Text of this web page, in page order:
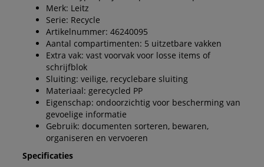
Merk: Leitz
Serie: Recycle
Artikelnummer: 46240095
Aantal compartimenten: 5 uitzetbare vakken
Extra vak: vast voorvak voor losse items of
schrijfblok
Sluiting: veilige, recyclebare sluiting
Materiaal: gerecycled PP
Eigenschap: ondoorzichtig voor bescherming van
gevoelige informatie
Gebruik: documenten sorteren, bewaren,
organiseren en vervoeren
Specificaties